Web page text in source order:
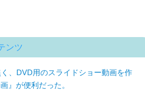
ンツ
、DVD用のスライドショー動画を作
』が便利だった。